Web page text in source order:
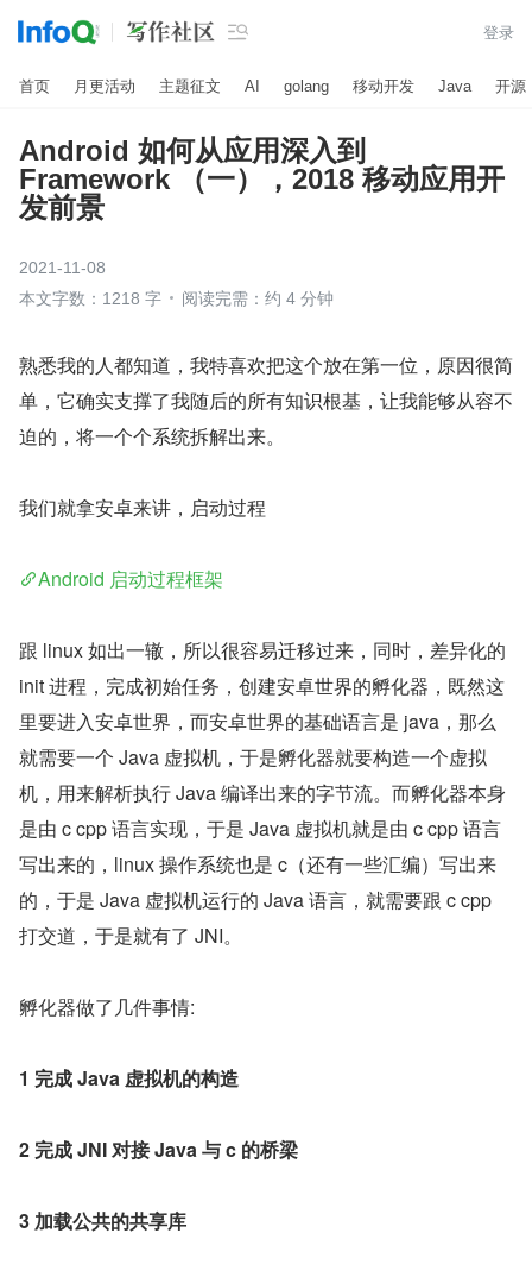
 登录
首页 月更活动 主题征文 AI golang 移动开发 Java 开源
Android 如何从应用深入到
Framework （一），2018 移动应用开
发前景
2021-11-08
本文字数：1218 字
阅读完需：约 4 分钟
熟悉我的人都知道，我特喜欢把这个放在第一位，原因很简
单，它确实支撑了我随后的所有知识根基，让我能够从容不
迫的，将一个个系统拆解出来。
我们就拿安卓来讲，启动过程
Android 启动过程框架
跟 linux 如出一辙，所以很容易迁移过来，同时，差异化的
init 进程，完成初始任务，创建安卓世界的孵化器，既然这
里要进入安卓世界，而安卓世界的基础语言是 java，那么
就需要一个 Java 虚拟机，于是孵化器就要构造一个虚拟
机，用来解析执行 Java 编译出来的字节流。而孵化器本身
是由 c cpp 语言实现，于是 Java 虚拟机就是由 c cpp 语言
写出来的，linux 操作系统也是 c（还有一些汇编）写出来
的，于是 Java 虚拟机运行的 Java 语言，就需要跟 c cpp
打交道，于是就有了 JNI。
孵化器做了几件事情:
1 完成 Java 虚拟机的构造
2 完成 JNI 对接 Java 与 c 的桥梁
3 加载公共的共享库